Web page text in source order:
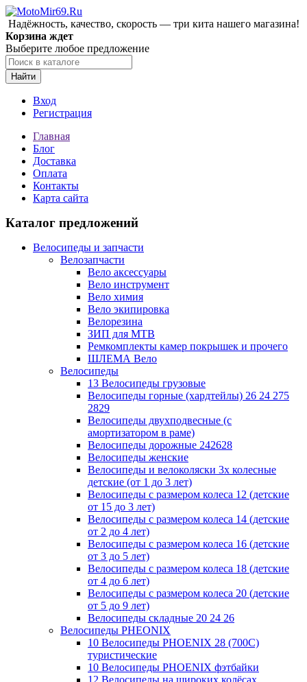
Надёжность, качество, скорость — три кита нашего магазина!
Корзина ждет
Выберите любое предложение
Найти
Вход
Регистрация
Главная
Блог
Доставка
Оплата
Контакты
Карта сайта
Каталог предложений
Велосипеды и запчасти
Велозапчасти
Вело аксессуары
Вело инструмент
Вело химия
Вело экипировка
Велорезина
ЗИП для MTB
Ремкомплекты камер покрышек и прочего
ШЛЕМА Вело
Велосипеды
13 Велосипеды грузовые
Велосипеды горные (хардтейлы) 26 24 275
2829
Велосипеды двухподвесные (с
амортизатором в раме)
Велосипеды дорожные 242628
Велосипеды женские
Велосипеды и велоколяски 3х колесные
детские (от 1 до 3 лет)
Велосипеды с размером колеса 12 (детские
от 15 до 3 лет)
Велосипеды с размером колеса 14 (детские
от 2 до 4 лет)
Велосипеды с размером колеса 16 (детские
от 3 до 5 лет)
Велосипеды с размером колеса 18 (детские
от 4 до 6 лет)
Велосипеды с размером колеса 20 (детские
от 5 до 9 лет)
Велосипеды складные 20 24 26
Велосипеды PHEONIX
10 Велосипеды PHOENIX 28 (700С)
туристические
10 Велосипеды PHOENIX фэтбайки
12 Велосипеды на широких колёсах